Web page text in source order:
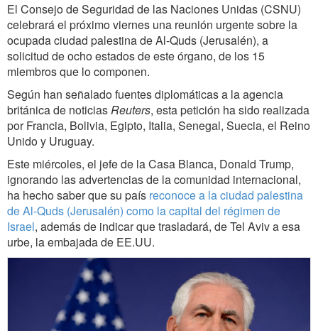
El Consejo de Seguridad de las Naciones Unidas (CSNU)
celebrará el próximo viernes una reunión urgente sobre la
ocupada ciudad palestina de Al-Quds (Jerusalén), a
solicitud de ocho estados de este órgano, de los 15
miembros que lo componen.
Según han señalado fuentes diplomáticas a la agencia
británica de noticiasReuters, esta petición ha sido realizada
por Francia, Bolivia, Egipto, Italia, Senegal, Suecia, el Reino
Unido y Uruguay.
Este miércoles, el jefe de la Casa Blanca, Donald Trump,
ignorando las advertencias de la comunidad internacional,
ha hecho saber que su país reconoce a la ciudad palestina
de Al-Quds (Jerusalén) como la capital del régimen de
Israel, además de indicar que trasladará, de Tel Aviv a esa
urbe, la embajada de EE.UU.